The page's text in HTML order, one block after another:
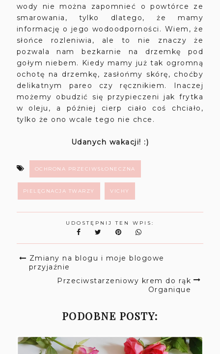
wody nie można zapomnieć o powtórce ze
smarowania, tylko dlatego, że mamy
informację o jego wodoodporności. Wiem, że
słońce rozleniwia, ale to nie znaczy że
pozwala nam bezkarnie na drzemkę pod
gołym niebem. Kiedy mamy już tak ogromną
ochotę na drzemkę, zasłońmy skórę, choćby
delikatnym pareo czy ręcznikiem. Inaczej
możemy obudzić się przypieczeni jak frytka
w oleju, a później cierp ciało coś chciało,
tylko że ono wcale tego nie chce.
Udanych wakacji! :)
OCHRONA PRZECIWSŁONECZNA
PIELĘGNACJA TWARZY VICHY
UDOSTĘPNIJ TEN WPIS:
Zmiany na blogu i moje blogowe
przyjaźnie
Przeciwstarzeniowy krem do rąk
Organique
PODOBNE POSTY: